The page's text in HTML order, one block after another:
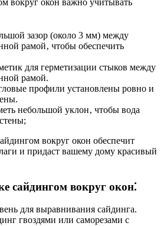
вокруг окон важно учитывать
зазор (около 3 мм) между
рамой‚ чтобы обеспечить
для герметизации стыков между
рамой.
профили установлены ровно и
небольшой уклон‚ чтобы вода
вокруг окон обеспечит
и придаст вашему дому красивый
сайдингом вокруг окон⁚
для выравнивания сайдинга.
гвоздями или саморезами с